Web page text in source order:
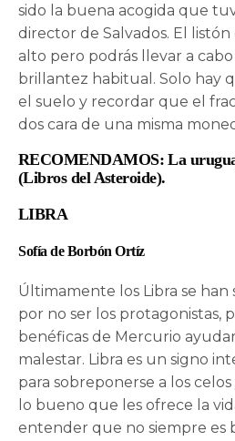
sido la buena acogida que
director de Salvados. El
alto pero podrás llevar a
brillantez habitual. Solo hay
el suelo y recordar que el
dos cara de una misma
RECOMENDAMOS: La
(Libros del Asteroide).
LIBRA
Sofía de Borbón Ortíz
Últimamente los Libra se
por no ser los protagonistas,
benéficas de Mercurio
malestar. Libra es un signo
para sobreponerse a los
lo bueno que les ofrece la
entender que no siempre es